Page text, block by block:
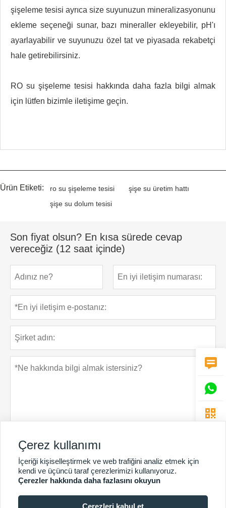
şişeleme tesisi ayrıca size suyunuzun mineralizasyonunu
ekleme seçeneği sunar, bazı mineraller ekleyebilir, pH'ı
ayarlayabilir ve suyunuzu özel tat ve piyasada rekabetçi
hale getirebilirsiniz.
RO su şişeleme tesisi hakkında daha fazla bilgi almak
için lütfen bizimle iletişime geçin.
Ürün Etiketi: ro su şişeleme tesisi
şişe su üretim hattı
şişe su dolum tesisi
Son fiyat olsun? En kısa sürede cevap
vereceğiz (12 saat içinde)
Gönder Gizlilik Politikası



Çerez kullanımı
İçeriği kişiselleştirmek ve web trafiğini analiz etmek için
kendi ve üçüncü taraf çerezlerimizi kullanıyoruz.
Çerezler hakkında daha fazlasını okuyun
Çerezleri kabul et